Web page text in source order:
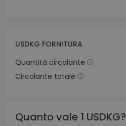
USDKG FORNITURA
Quantità circolante
Circolante totale
Quanto vale 1 USDKG?